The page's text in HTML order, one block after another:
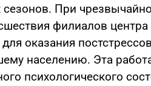
При
филиалов центра
оказания
населению. Эта
психологического